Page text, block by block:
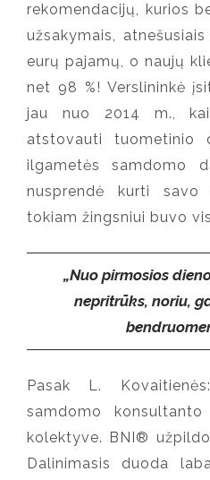
rekomendacijų, kurios
užsakymais,
eurų pajamų, o naujų
net 98 %! Verslininkė
jau nuo 2014 m.,
atstovauti tuometinio
ilgametės samdomo
nusprendė kurti
tokiam žingsniui buvo
„Nuo pirmosios
nepritrūks, noriu,
Pasak L.
samdomo
kolektyve. BNI®
Dalinimasis duoda